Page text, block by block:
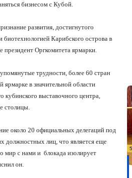
бизнесом с Кубой.
развития, достигнутого
биотехнологией Карибского острова в
президент Оргкомитета ярмарки.
трудности, более 60 стран
ярмарке в значительной области
выставочного центра,
столицы.
около 20 официальных делегаций под
должностных лиц, что является еще
мир с нами и блокада изолирует
он.